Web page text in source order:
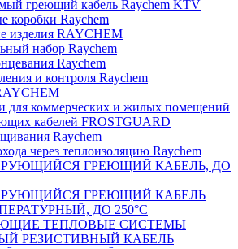
греющий кабель Raychem KTV
коробки Raychem
изделия RAYCHEM
набор Raychem
Raychem
и контроля Raychem
для коммерческих и жилых помещений
кабелей FROSTGUARD
Raychem
через теплоизоляцию Raychem
ГРЕЮЩИЙ КАБЕЛЬ, ДО
ГРЕЮЩИЙ КАБЕЛЬ
ДО 250°С
ТЕПЛОВЫЕ СИСТЕМЫ
РЕЗИСТИВНЫЙ КАБЕЛЬ